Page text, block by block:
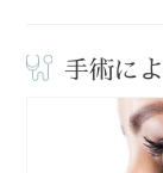
手術に